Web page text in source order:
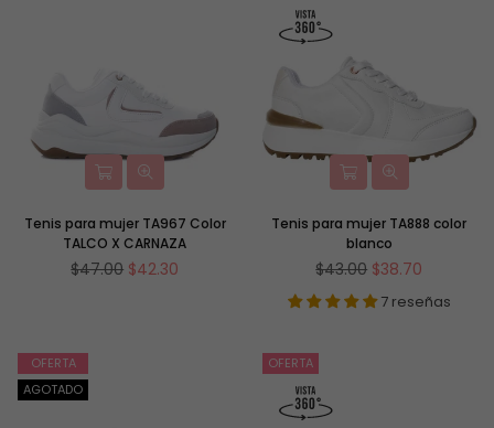
Tenis para mujer TA967 Color
TALCO X CARNAZA
Precio
$47.00 $42.30
Tenis para mujer TA888 color
blanco
Precio
$43.00 $38.70
7 reseñas
OFERTA
AGOTADO
OFERTA